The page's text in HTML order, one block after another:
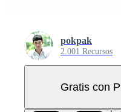
pokpak
2.001 Recursos
Gratis con